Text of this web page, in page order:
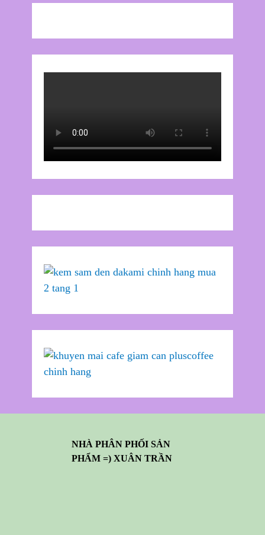
NHÀ PHÂN PHỐI SẢN
PHẨM =) XUÂN TRẦN